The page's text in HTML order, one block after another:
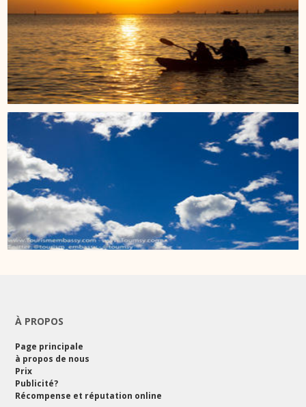
À PROPOS
Page principale
à propos de nous
Prix
Publicité?
Récompense et réputation online